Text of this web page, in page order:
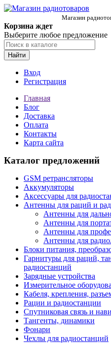
Магазин
Корзина ждет
Выберите любое предложение
Найти
Вход
Регистрация
Главная
Блог
Доставка
Оплата
Контакты
Карта сайта
Каталог предложений
GSM ретрансляторы
Аккумуляторы
Аксессуары для
Антенны для раций и
Антенны для
Антенны для
Антенны для
Антенны для
Блоки питания,
Гарнитуры для раций,
радиостанций
Зарядные устройства
Измерительное
Кабеля, крепления,
Рации и радиостанции
Спутниковая связь и
Тангенты, динамики
Фонари
Чехлы для радиостанций